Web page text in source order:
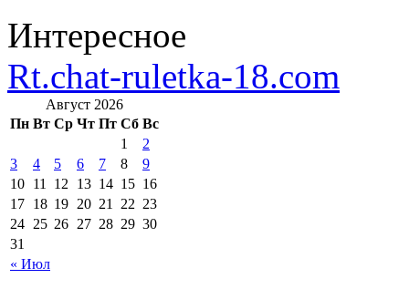
Интересное
Rt.chat-ruletka-18.com
Август 2026
Пн Вт Ср Чт Пт Сб Вс
« Июл
1
2
3
4 5 6 7 8
9
10 11 12 13 14 15 16
17 18 19 20 21 22 23
24 25 26 27 28 29 30
31